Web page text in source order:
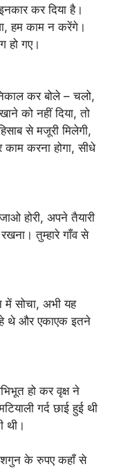
कर दिया है।
हम काम न करेंगे।
हो गए।
कर बोले – चलो,
को नहीं दिया, तो
से मजूरी मिलेगी,
करना होगा, सीधे
होरी, अपने तैयारी
तुम्हारे गाँव से
में सोचा, अभी यह
थे और एकाएक इतने
हो कर वृक्ष ने
गर्द छाई हुई थी
थी।
शगुन के रुपए कहाँ से